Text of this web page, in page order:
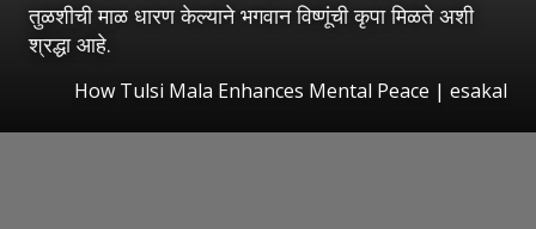
तुळशीची माळ धारण केल्याने भगवान विष्णूंची कृपा मिळते अशी
श्रद्धा आहे.
How Tulsi Mala Enhances Mental Peace | esakal